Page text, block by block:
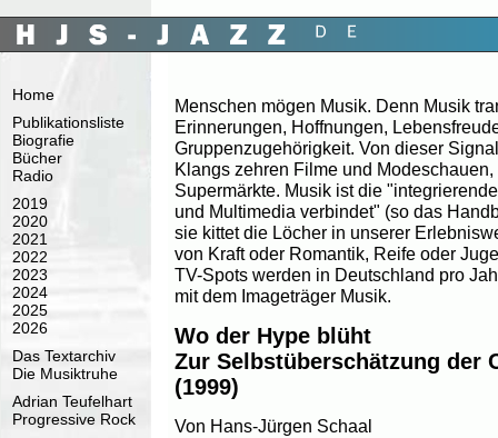
Home
Publikationsliste
Biografie
Bücher
Radio
2019
2020
2021
2022
2023
2024
2025
2026
Das Textarchiv
Die Musiktruhe
Adrian Teufelhart
Progressive Rock
Menschen mögen Musik. Denn Musik
Erinnerungen, Hoffnungen,
Gruppenzugehörigkeit. Von dieser
Klangs zehren Filme und
Supermärkte. Musik ist die
und Multimedia verbindet" (so das
sie kittet die Löcher in unserer
von Kraft oder Romantik, Reife oder
TV-Spots werden in Deutschland pro
mit dem Imageträger Musik.
Wo der Hype blüht
Zur Selbstüberschätzung der
(1999)
Von Hans-Jürgen Schaal